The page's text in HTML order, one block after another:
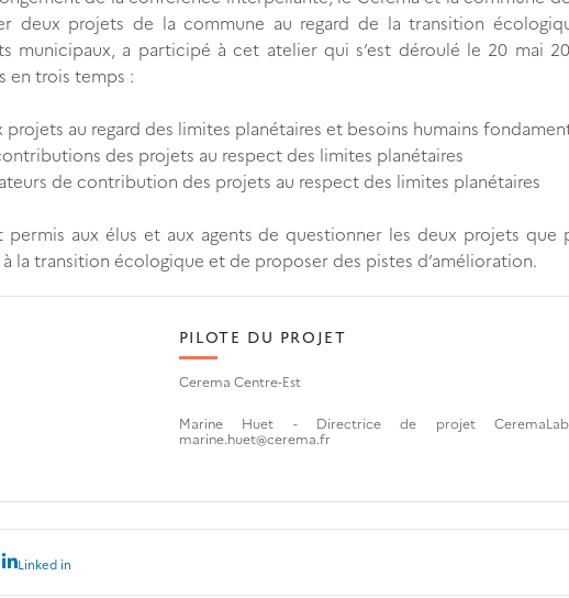
deux projets de la commune au regard de la transition
municipaux, a participé à cet atelier qui s’est déroulé le 20 mai
en trois temps :
projets au regard des limites planétaires et besoins humains
des projets au respect des limites planétaires
de contribution des projets au respect des limites planétaires
aux élus et aux agents de questionner les deux projets que
la transition écologique et de proposer des pistes d’amélioration.
PILOTE DU PROJET
Cerema Centre-Est
Marine Huet - Directrice de projet
marine.huet@cerema.fr
Linked in